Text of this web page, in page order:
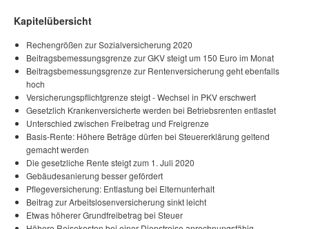
Kapitelübersicht
Rechengrößen zur Sozialversicherung 2020
Beitragsbemessungsgrenze zur GKV steigt um 150 Euro im Monat
Beitragsbemessungsgrenze zur Rentenversicherung geht ebenfalls
hoch
Versicherungspflichtgrenze steigt - Wechsel in PKV erschwert
Gesetzlich Krankenversicherte werden bei Betriebsrenten entlastet
Unterschied zwischen Freibetrag und Freigrenze
Basis-Rente: Höhere Beträge dürfen bei Steuererklärung geltend
gemacht werden
Die gesetzliche Rente steigt zum 1. Juli 2020
Gebäudesanierung besser gefördert
Pflegeversicherung: Entlastung bei Elternunterhalt
Beitrag zur Arbeitslosenversicherung sinkt leicht
Etwas höherer Grundfreibetrag bei Steuer